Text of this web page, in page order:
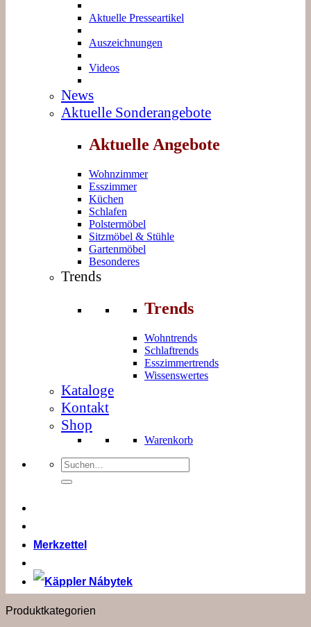
Aktuelle Presseartikel
Auszeichnungen
Videos
News
Aktuelle Sonderangebote
Aktuelle Angebote
Wohnzimmer
Esszimmer
Küchen
Schlafen
Polstermöbel
Sitzmöbel & Stühle
Gartenmöbel
Besonderes
Trends
Trends
Wohntrends
Schlaftrends
Esszimmertrends
Wissenswertes
Kataloge
Kontakt
Shop
Warenkorb
Suchen
nach:
Merkzettel
Produktkategorien